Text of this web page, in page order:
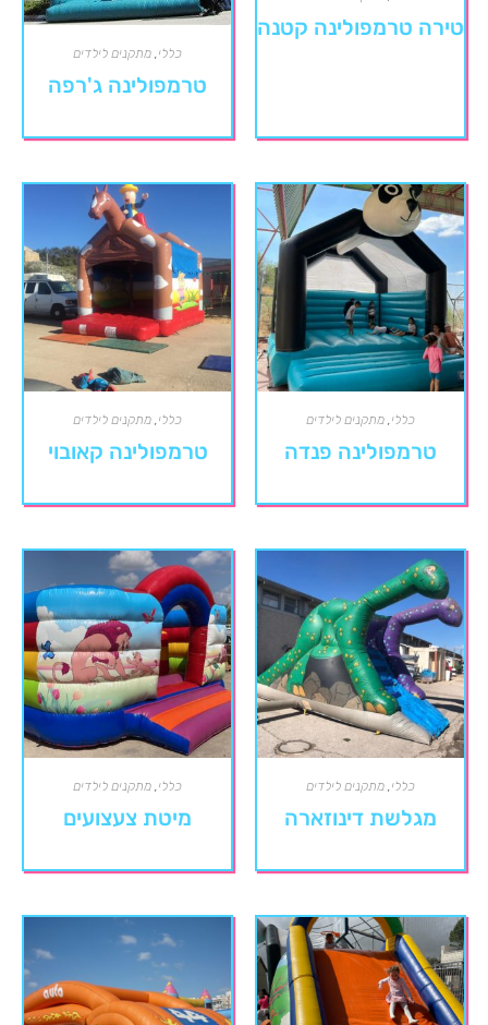
טירה טרמפולינה קטנה
כללי מתקנים לילדים
טרמפולינה ג'רפה
כללי מתקנים לילדים
טרמפולינה פנדה
כללי מתקנים לילדים
טרמפולינה קאובוי
כללי מתקנים לילדים
מגלשת דינוזארה
כללי מתקנים לילדים
מיטת צעצועים